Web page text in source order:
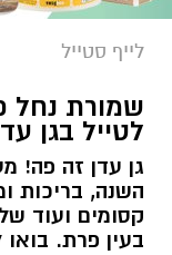
לייף סטייל
שמורת נחל
לטייל בגן עדן ב12.6
גן עדן זה פה!
השנה, בריכות
קסומים ועוד
בעין פרת.